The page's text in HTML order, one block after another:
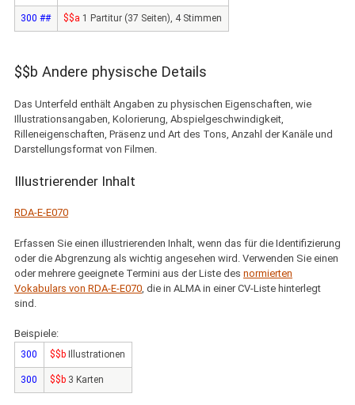
300 ## $$a 1 Partitur (37 Seiten), 4 Stimmen
$$b Andere physische Details
Das Unterfeld enthält Angaben zu physischen Eigenschaften, wie
Illustrationsangaben, Kolorierung, Abspielgeschwindigkeit,
Rilleneigenschaften, Präsenz und Art des Tons, Anzahl der Kanäle und
Darstellungsformat von Filmen.
Illustrierender Inhalt
RDA-E-E070
Erfassen Sie einen illustrierenden Inhalt, wenn das für die Identifizierung
oder die Abgrenzung als wichtig angesehen wird. Verwenden Sie einen
oder mehrere geeignete Termini aus der Liste des normierten
Vokabulars von RDA-E-E070 , die in ALMA in einer CV-Liste hinterlegt
sind.
Beispiele:
300 $$b Illustrationen
300 $$b 3 Karten